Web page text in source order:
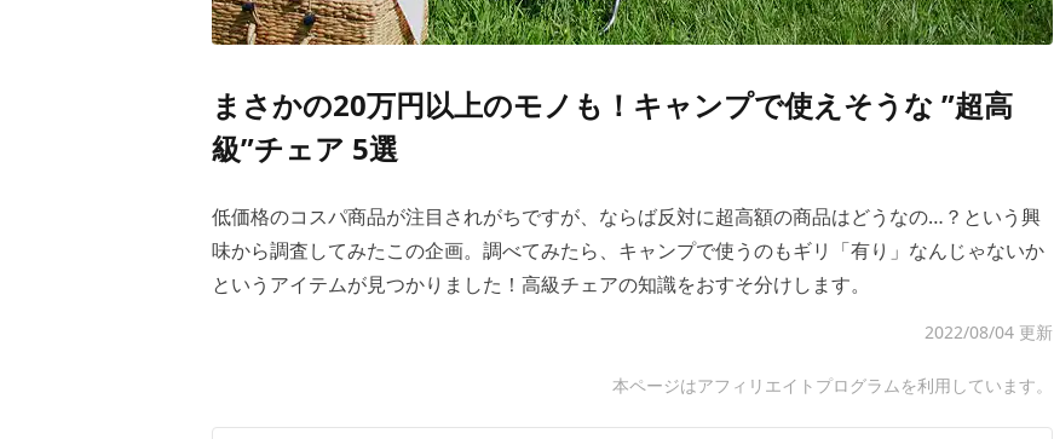
まさかの20万円以上のモノも！キャンプで使えそうな ”超高
級”チェア 5選
低価格のコスパ商品が注目されがちですが、ならば反対に超高額の商品はどうなの…？という興
味から調査してみたこの企画。調べてみたら、キャンプで使うのもギリ「有り」なんじゃないか
というアイテムが見つかりました！高級チェアの知識をおすそ分けします。
2022/08/04 更新
本ページはアフィリエイトプログラムを利用しています。